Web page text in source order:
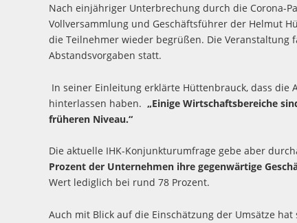
Nach einjähriger Unterbrechung durch die Corona-
Vollversammlung und Geschäftsführer der Helmut
die Teilnehmer wieder begrüßen. Die Veranstaltung
Abstandsvorgaben statt.
In seiner Einleitung erklärte Hüttenbrauck, dass
hinterlassen haben. „Einige Wirtschaftsbereiche
früheren Niveau.“
Die aktuelle IHK-Konjunkturumfrage gebe aber
Prozent der Unternehmen ihre gegenwärtige
Wert lediglich bei rund 78 Prozent.
Auch mit Blick auf die Einschätzung der Umsätze